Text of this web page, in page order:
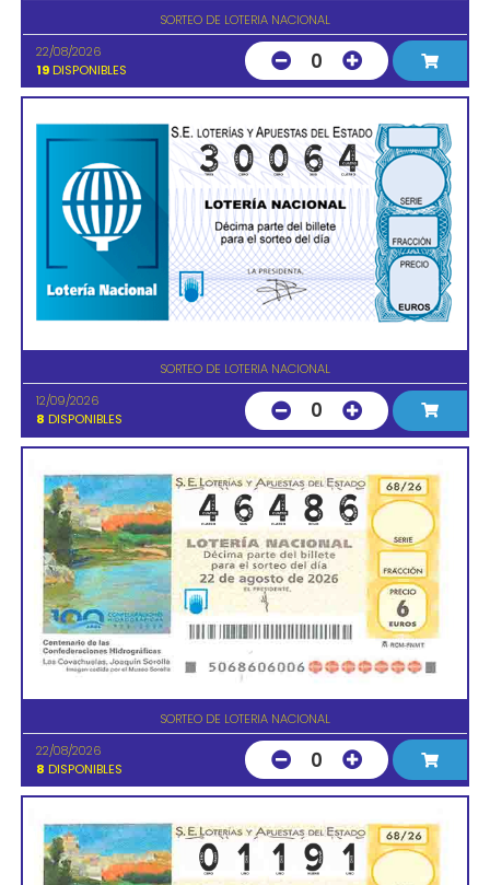
SORTEO DE LOTERIA NACIONAL
22/08/2026
19 DISPONIBLES 0
SORTEO DE LOTERIA NACIONAL
12/09/2026
8 DISPONIBLES 0
SORTEO DE LOTERIA NACIONAL
22/08/2026
8 DISPONIBLES 0